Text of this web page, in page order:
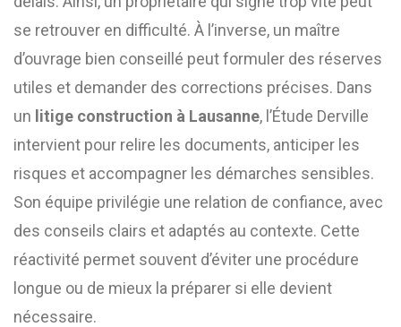
se retrouver en difficulté. À l’inverse, un maître
d’ouvrage bien conseillé peut formuler des réserves
utiles et demander des corrections précises. Dans
un litige construction à Lausanne, l’Étude Derville
intervient pour relire les documents, anticiper les
risques et accompagner les démarches sensibles.
Son équipe privilégie une relation de confiance, avec
des conseils clairs et adaptés au contexte. Cette
réactivité permet souvent d’éviter une procédure
longue ou de mieux la préparer si elle devient
nécessaire.